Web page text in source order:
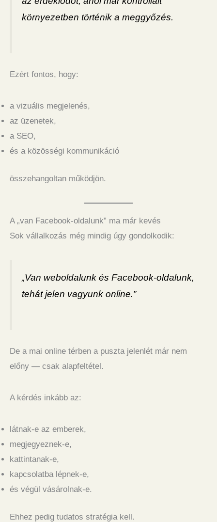
környezetben történik a meggyőzés.
Ezért fontos, hogy:
a vizuális megjelenés,
az üzenetek,
a SEO,
és a közösségi kommunikáció
összehangoltan működjön.
A „van Facebook-oldalunk” ma már kevés
Sok vállalkozás még mindig úgy gondolkodik:
„Van weboldalunk és Facebook-oldalunk,
tehát jelen vagyunk online.”
De a mai online térben a puszta jelenlét már nem
előny — csak alapfeltétel.
A kérdés inkább az:
látnak-e az emberek,
megjegyeznek-e,
kattintanak-e,
kapcsolatba lépnek-e,
és végül vásárolnak-e.
Ehhez pedig tudatos stratégia kell.